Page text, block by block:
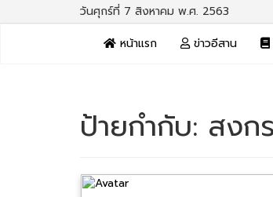
วันศุกร์ที่ 7 สิงหาคม พ.ศ. 2563
หน้าแรก
ข่าวอีสาน
ป้ายกำกับ: สงก